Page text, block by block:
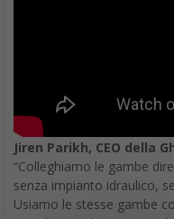
Jiren Parikh, CEO della
“Colleghiamo le gambe
senza impianto idraulico,
Usiamo le stesse gambe